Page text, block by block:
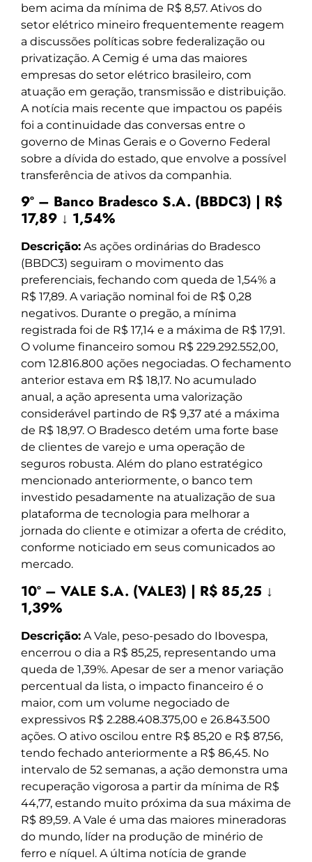
bem acima da mínima de R$ 8,57. Ativos do
setor elétrico mineiro frequentemente reagem
a discussões políticas sobre federalização ou
privatização. A Cemig é uma das maiores
empresas do setor elétrico brasileiro, com
atuação em geração, transmissão e distribuição.
A notícia mais recente que impactou os papéis
foi a continuidade das conversas entre o
governo de Minas Gerais e o Governo Federal
sobre a dívida do estado, que envolve a possível
transferência de ativos da companhia.
9º – Banco Bradesco S.A. (BBDC3) | R$
17,89 ↓ 1,54%
Descrição: As ações ordinárias do Bradesco
(BBDC3) seguiram o movimento das
preferenciais, fechando com queda de 1,54% a
R$ 17,89. A variação nominal foi de R$ 0,28
negativos. Durante o pregão, a mínima
registrada foi de R$ 17,14 e a máxima de R$ 17,91.
O volume financeiro somou R$ 229.292.552,00,
com 12.816.800 ações negociadas. O fechamento
anterior estava em R$ 18,17. No acumulado
anual, a ação apresenta uma valorização
considerável partindo de R$ 9,37 até a máxima
de R$ 18,97. O Bradesco detém uma forte base
de clientes de varejo e uma operação de
seguros robusta. Além do plano estratégico
mencionado anteriormente, o banco tem
investido pesadamente na atualização de sua
plataforma de tecnologia para melhorar a
jornada do cliente e otimizar a oferta de crédito,
conforme noticiado em seus comunicados ao
mercado.
10º – VALE S.A. (VALE3) | R$ 85,25 ↓
1,39%
Descrição: A Vale, peso-pesado do Ibovespa,
encerrou o dia a R$ 85,25, representando uma
queda de 1,39%. Apesar de ser a menor variação
percentual da lista, o impacto financeiro é o
maior, com um volume negociado de
expressivos R$ 2.288.408.375,00 e 26.843.500
ações. O ativo oscilou entre R$ 85,20 e R$ 87,56,
tendo fechado anteriormente a R$ 86,45. No
intervalo de 52 semanas, a ação demonstra uma
recuperação vigorosa a partir da mínima de R$
44,77, estando muito próxima da sua máxima de
R$ 89,59. A Vale é uma das maiores mineradoras
do mundo, líder na produção de minério de
ferro e níquel. A última notícia de grande